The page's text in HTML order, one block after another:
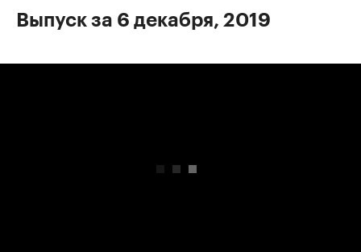
Выпуск за 6 декабря, 2019